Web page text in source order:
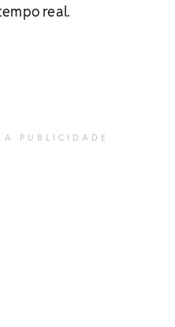
real.
PUBLICIDADE